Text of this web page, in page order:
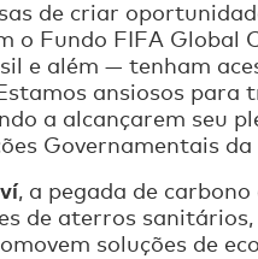
de criar
o Fundo FIFA Global
e além — tenham
ansiosos para
a alcançarem seu
Governamentais
, a pegada de carbono
de aterros sanitários,
soluções de